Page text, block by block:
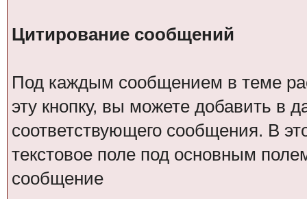
Цитирование сообщений
Под каждым сообщением в теме
эту кнопку, вы можете добавить в
соответствующего сообщения. В
текстовое поле под основным
сообщение